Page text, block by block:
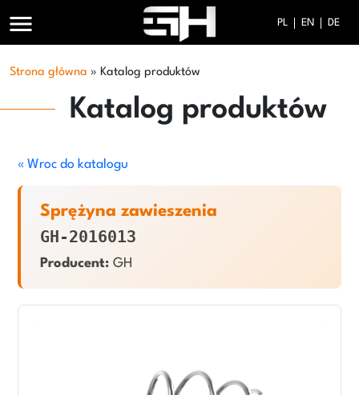
menu PL EN DE
Strona główna » Katalog produktów
Katalog produktów
« Wroc do katalogu
Sprężyna zawieszenia
GH-2016013
Producent: GH